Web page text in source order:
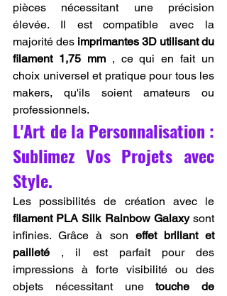
pièces nécessitant une précision
élevée. Il est compatible avec la
majorité des imprimantes 3D utilisant du
filament 1,75 mm , ce qui en fait un
choix universel et pratique pour tous les
makers, qu'ils soient amateurs ou
professionnels.
L'Art de la Personnalisation :
Sublimez Vos Projets avec
Style.
filament PLA Silk Rainbow Galaxy sont
infinies. Grâce à son effet brillant et
pailleté , il est parfait pour des
impressions à forte visibilité ou des
objets nécessitant une touche de